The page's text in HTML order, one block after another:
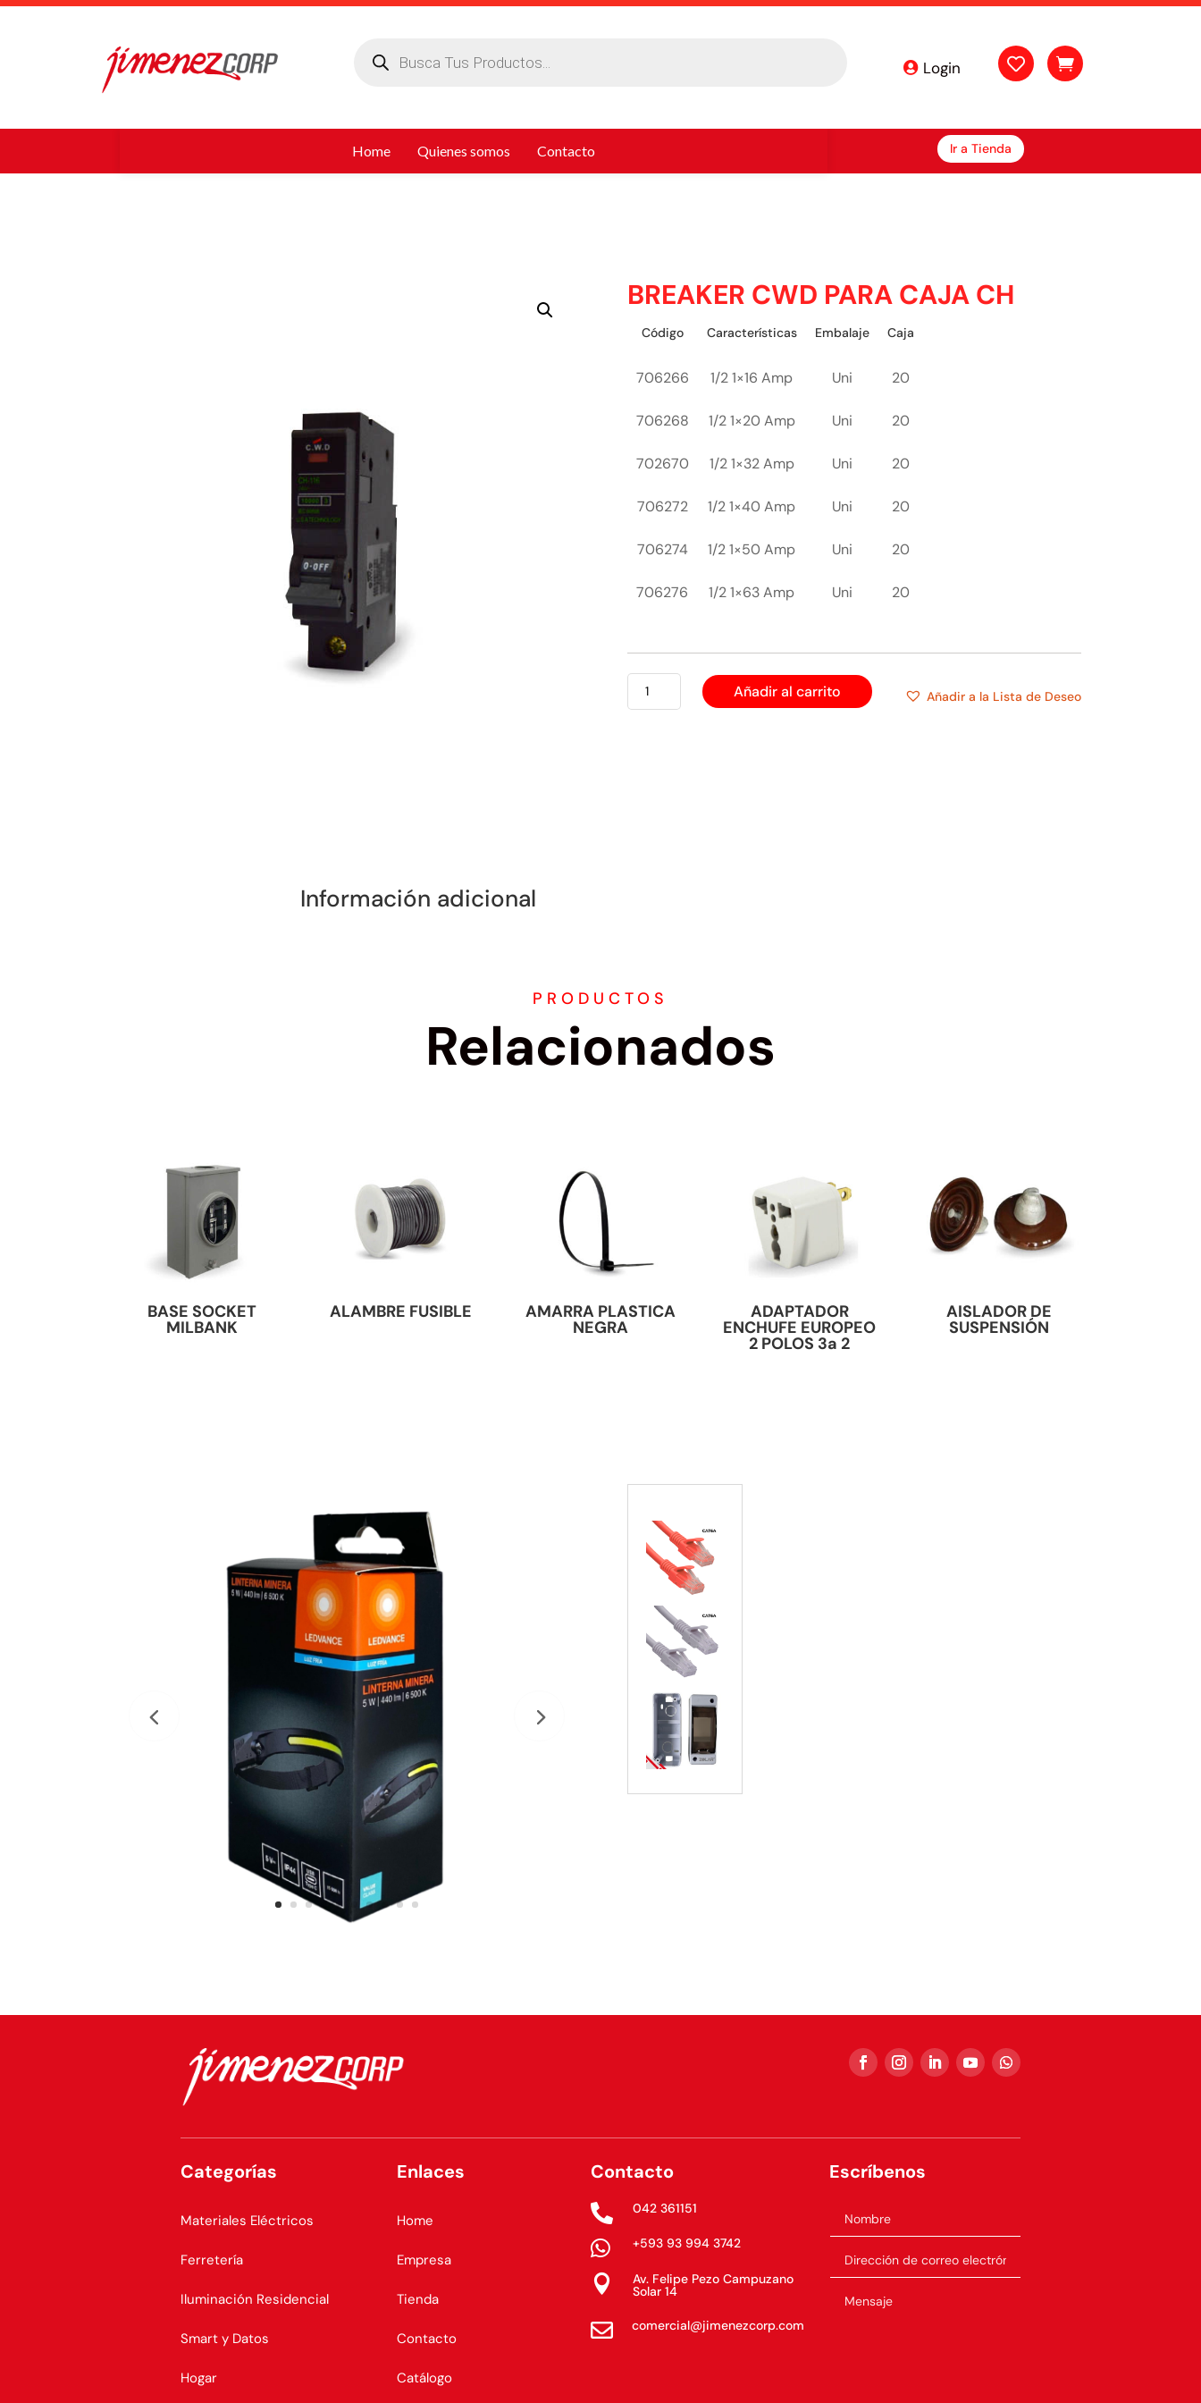
productos Login  
Home Quienes somos Contacto Ir a Tienda
BREAKER CWD PARA CAJA CH
Código Características Embalaje Caja
706266 1/2 1×16 Amp Uni 20
706268 1/2 1×20 Amp Uni 20
702670 1/2 1×32 Amp Uni 20
706272 1/2 1×40 Amp Uni 20
706274 1/2 1×50 Amp Uni 20
706276 1/2 1×63 Amp Uni 20
Añadir al carrito Añadir a la Lista de Deseo
Información adicional
PRODUCTOS
Relacionados
BASE SOCKET
MILBANK
ALAMBRE FUSIBLE AMARRA PLASTICA
NEGRA
ADAPTADOR
ENCHUFE EUROPEO
2 POLOS 3a 2
AISLADOR DE
SUSPENSIÓN
Categorías
Materiales Eléctricos
Ferretería
Iluminación Residencial
Smart y Datos
Hogar
Enlaces
Home
Empresa
Tienda
Contacto
Catálogo
Contacto
 042 361151
 +593 93 994 3742
 Av. Felipe Pezo Campuzano
Solar 14
 comercial@jimenezcorp.com
Escríbenos